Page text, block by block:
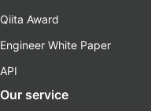
Qiita Award
Engineer White Paper
API
Our service